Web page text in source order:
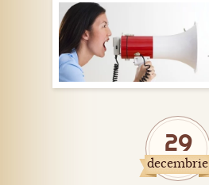
29
decembrie